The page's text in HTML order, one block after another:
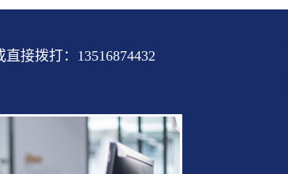
接拨打：13516874432